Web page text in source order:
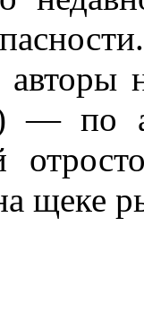
— по
щеке